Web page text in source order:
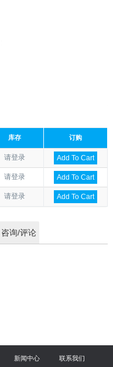
库存 订购
请登录 Add To Cart
请登录 Add To Cart
请登录 Add To Cart
咨询/评论
新闻中心 联系我们